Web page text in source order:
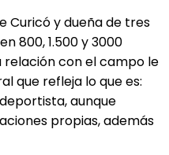
Curicó y dueña de tres
800, 1.500 y 3000
relación con el campo le
que refleja lo que es:
aunque
propias, además